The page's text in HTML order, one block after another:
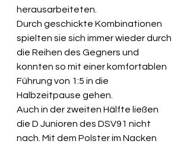
herausarbeiteten.
Durch geschickte Kombinationen
spielten sie sich immer wieder durch
die Reihen des Gegners und
konnten so mit einer komfortablen
Führung von 1:5 in die
Halbzeitpause gehen.
Auch in der zweiten Hälfte ließen
die D Junioren des DSV91 nicht
nach. Mit dem Polster im Nacken